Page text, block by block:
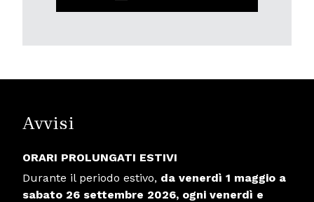
Avvisi
ORARI PROLUNGATI ESTIVI
Durante il periodo estivo, da venerdì 1 maggio a
sabato 26 settembre 2026, ogni venerdì e